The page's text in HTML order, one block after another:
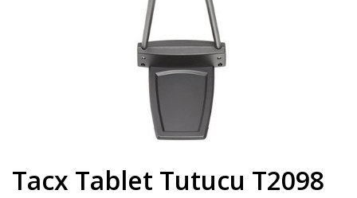
Tacx Tablet Tutucu T2098